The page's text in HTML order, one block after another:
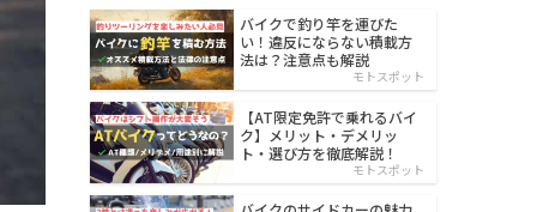
バイクで釣り竿を運びた
い！違反にならない積載方
法は？注意点も解説
モトスポット
【AT限定免許で乗れるバイ
ク】メリット・デメリッ
ト・選び方を徹底解説！
モトスポット